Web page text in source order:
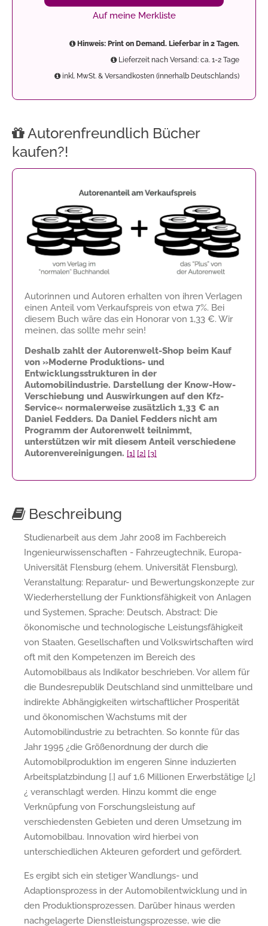
Auf meine Merkliste
Hinweis: Print on Demand. Lieferbar in 2 Tagen.
Lieferzeit nach Versand: ca. 1-2 Tage
inkl. MwSt. & Versandkosten (innerhalb Deutschlands)
Autorenfreundlich Bücher
kaufen?!
Autorinnen und Autoren erhalten von ihren Verlagen
einen Anteil vom Verkaufspreis von etwa 7%. Bei
diesem Buch wäre das ein Honorar von 1,33 €. Wir
meinen, das sollte mehr sein!
Deshalb zahlt der Autorenwelt-Shop beim Kauf
von »Moderne Produktions- und
Entwicklungsstrukturen in der
Automobilindustrie. Darstellung der Know-How-
Verschiebung und Auswirkungen auf den Kfz-
Service« normalerweise zusätzlich 1,33 € an
Daniel Fedders. Da Daniel Fedders nicht am
Programm der Autorenwelt teilnimmt,
unterstützen wir mit diesem Anteil verschiedene
Autorenvereinigungen. [1] [2] [3]
Beschreibung
Studienarbeit aus dem Jahr 2008 im Fachbereich
Ingenieurwissenschaften - Fahrzeugtechnik, Europa-
Universität Flensburg (ehem. Universität Flensburg),
Veranstaltung: Reparatur- und Bewertungskonzepte zur
Wiederherstellung der Funktionsfähigkeit von Anlagen
und Systemen, Sprache: Deutsch, Abstract: Die
ökonomische und technologische Leistungsfähigkeit
von Staaten, Gesellschaften und Volkswirtschaften wird
oft mit den Kompetenzen im Bereich des
Automobilbaus als Indikator beschrieben. Vor allem für
die Bundesrepublik Deutschland sind unmittelbare und
indirekte Abhängigkeiten wirtschaftlicher Prosperität
und ökonomischen Wachstums mit der
Automobilindustrie zu betrachten. So konnte für das
Jahr 1995 ¿die Größenordnung der durch die
Automobilproduktion im engeren Sinne induzierten
Arbeitsplatzbindung [.] auf 1,6 Millionen Erwerbstätige [¿]
¿ veranschlagt werden. Hinzu kommt die enge
Verknüpfung von Forschungsleistung auf
verschiedensten Gebieten und deren Umsetzung im
Automobilbau. Innovation wird hierbei von
unterschiedlichen Akteuren gefordert und gefördert.
Es ergibt sich ein stetiger Wandlungs- und
Adaptionsprozess in der Automobilentwicklung und in
den Produktionsprozessen. Darüber hinaus werden
nachgelagerte Dienstleistungsprozesse, wie die